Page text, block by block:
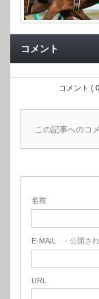
コメント
コメント (
この記事へのコ
名前
E-MAIL - 公開さ
URL